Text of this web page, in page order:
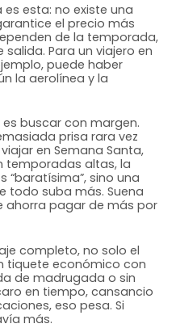
esta: no existe una
el precio más
de la temporada,
Para un viajero en
puede haber
la aerolínea y la
buscar con margen.
prisa rara vez
en Semana Santa,
temporadas altas, la
“baratísima”, sino una
todo suba más. Suena
ahorra pagar de más por
completo, no solo el
tiquete económico con
de madrugada o sin
en tiempo, cansancio
eso pesa. Si
más.